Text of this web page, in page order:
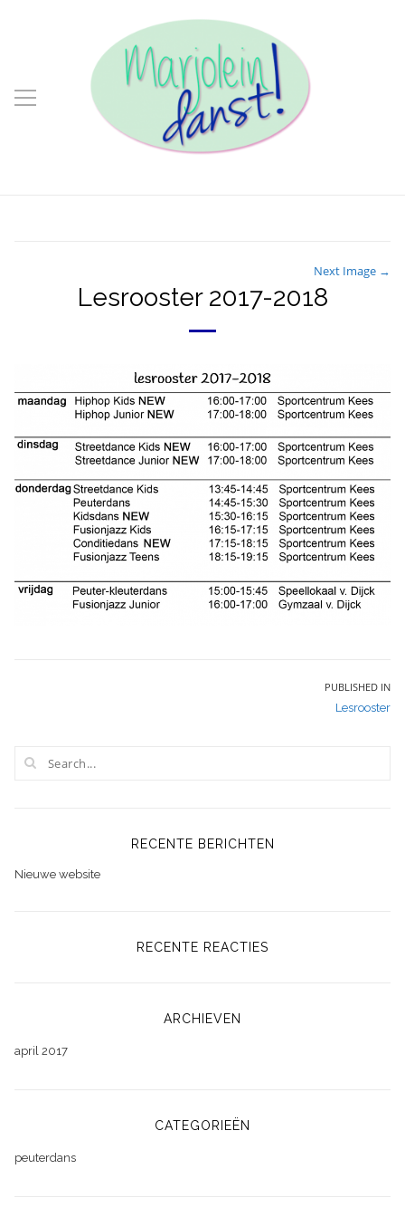
Next Image →
Lesrooster 2017-2018
PUBLISHED IN
Lesrooster
RECENTE BERICHTEN
Nieuwe website
RECENTE REACTIES
ARCHIEVEN
april 2017
CATEGORIEËN
peuterdans